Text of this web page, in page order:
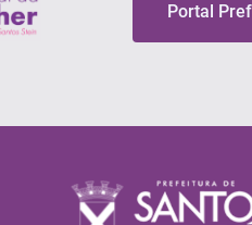
Portal